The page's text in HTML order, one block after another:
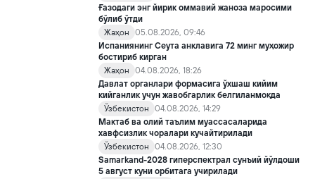
Ғазодаги энг йирик оммавий жаноза маросими
бўлиб ўтди
Жаҳон
05.08.2026, 09:46
Испаниянинг Сеута анклавига 72 минг муҳожир
бостириб кирган
Жаҳон
04.08.2026, 18:26
Давлат органлари формасига ўхшаш кийим
кийганлик учун жавобгарлик белгиланмоқда
Ўзбекистон
04.08.2026, 14:29
Мактаб ва олий таълим муассасаларида
хавфсизлик чоралари кучайтирилади
Ўзбекистон
04.08.2026, 12:30
Samarkand-2028 гиперспектрал сунъий йўлдоши
5 август куни орбитага учирилади